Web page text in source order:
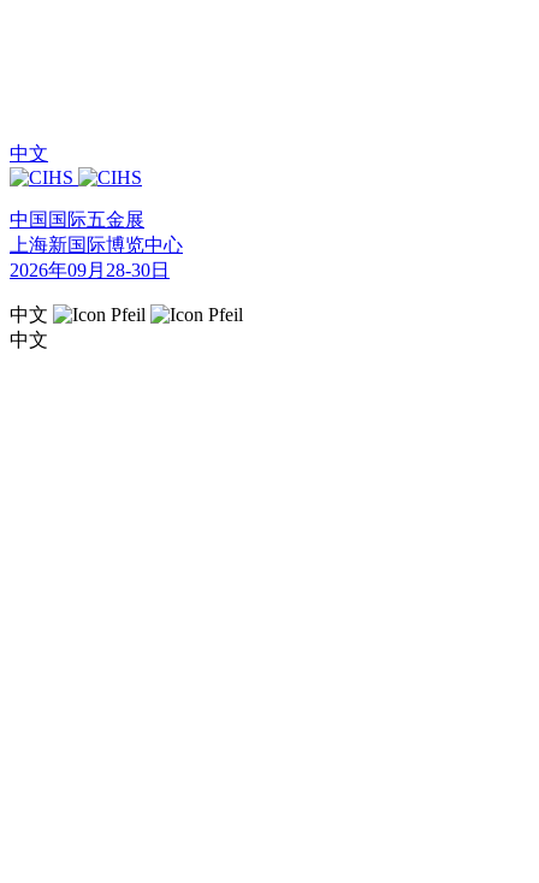
中文
中国国际五金展
上海新国际博览中心
2026年09月28-30日
中文
中文